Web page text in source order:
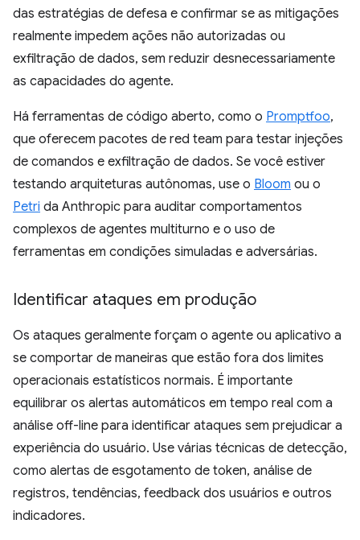
das estratégias de defesa e confirmar se as mitigações
realmente impedem ações não autorizadas ou
exfiltração de dados, sem reduzir desnecessariamente
as capacidades do agente.
Há ferramentas de código aberto, como o Promptfoo,
que oferecem pacotes de red team para testar injeções
de comandos e exfiltração de dados. Se você estiver
testando arquiteturas autônomas, use o Bloom ou o
Petri da Anthropic para auditar comportamentos
complexos de agentes multiturno e o uso de
ferramentas em condições simuladas e adversárias.
Identificar ataques em produção
Os ataques geralmente forçam o agente ou aplicativo a
se comportar de maneiras que estão fora dos limites
operacionais estatísticos normais. É importante
equilibrar os alertas automáticos em tempo real com a
análise off-line para identificar ataques sem prejudicar a
experiência do usuário. Use várias técnicas de detecção,
como alertas de esgotamento de token, análise de
registros, tendências, feedback dos usuários e outros
indicadores.